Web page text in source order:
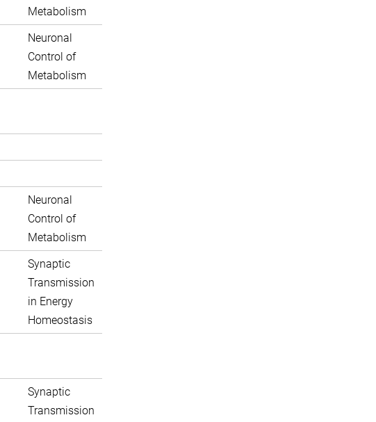
Metabolism
Neuronal
Control of
Metabolism
Neuronal
Control of
Metabolism
Synaptic
Transmission
in Energy
Homeostasis
Synaptic
Transmission